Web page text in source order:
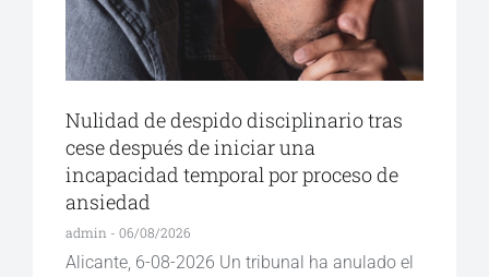
Nulidad de despido disciplinario tras
cese después de iniciar una
incapacidad temporal por proceso de
ansiedad
admin 06/08/2026
Alicante, 6-08-2026 Un tribunal ha anulado el